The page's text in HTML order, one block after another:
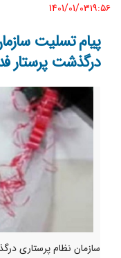
1401/01/03١٩:٥٦
پیام تسلیت
درگذشت پرستار
سازمان نظام پرستاری